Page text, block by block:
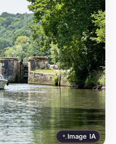
Image IA